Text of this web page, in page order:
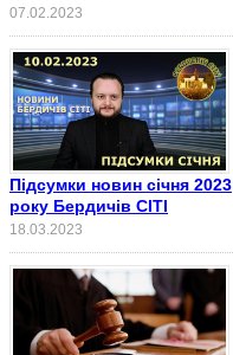
07.02.2023
Підсумки новин січня 2023
року Бердичів СІТІ
18.03.2023